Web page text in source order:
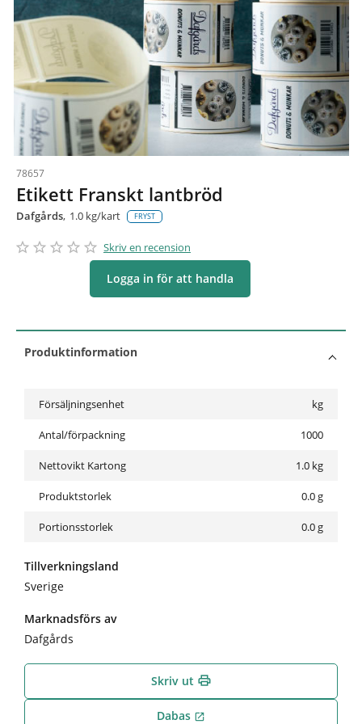
78657
Etikett Franskt lantbröd
Dafgårds 1.0 kg/kart FRYST
star_border star_border star_border star_border star_border
star star star star star Skriv en recension
Logga in för att handla
Produktinformation
Försäljningsenhet kg
Antal/förpackning 1000
Nettovikt Kartong 1.0 kg
Produktstorlek 0.0 g
Portionsstorlek 0.0 g
Tillverkningsland
Sverige
Marknadsförs av
Dafgårds
Skriv ut print
Dabas open_in_new